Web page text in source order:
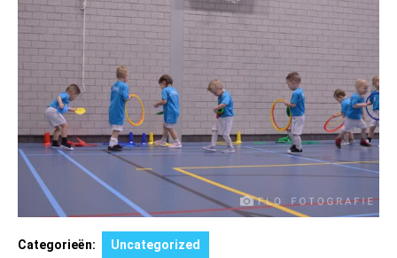
Categorieën: Uncategorized